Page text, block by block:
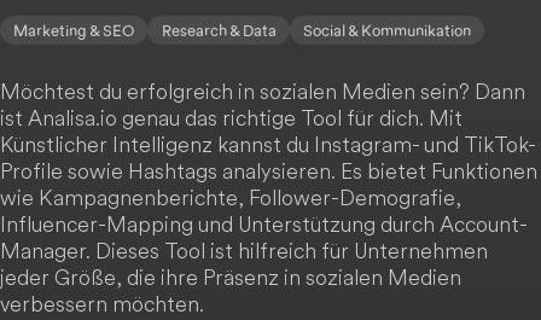
Marketing & SEO Research & Data Social & Kommunikation
Möchtest du erfolgreich in sozialen Medien sein? Dann
ist Analisa.io genau das richtige Tool für dich. Mit
Künstlicher Intelligenz kannst du Instagram- und TikTok-
Profile sowie Hashtags analysieren. Es bietet Funktionen
wie Kampagnenberichte, Follower-Demografie,
Influencer-Mapping und Unterstützung durch Account-
Manager. Dieses Tool ist hilfreich für Unternehmen
jeder Größe, die ihre Präsenz in sozialen Medien
verbessern möchten.